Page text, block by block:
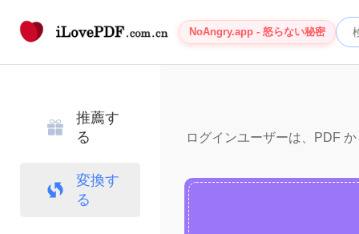
NoAngry.app - 怒らない秘密
推薦す
る
変換す
る
ログインユーザーは、PDF